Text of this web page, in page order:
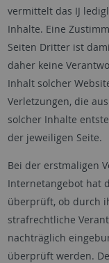
vermittelt das IJ
Inhalte. Eine
Seiten Dritter ist
daher keine
Inhalt solcher
Verletzungen, die
solcher Inhalte
der jeweiligen Seite.
Bei der erstmaligen
Internetangebot hat
überprüft, ob durch
strafrechtliche
nachträglich
überprüft werden.